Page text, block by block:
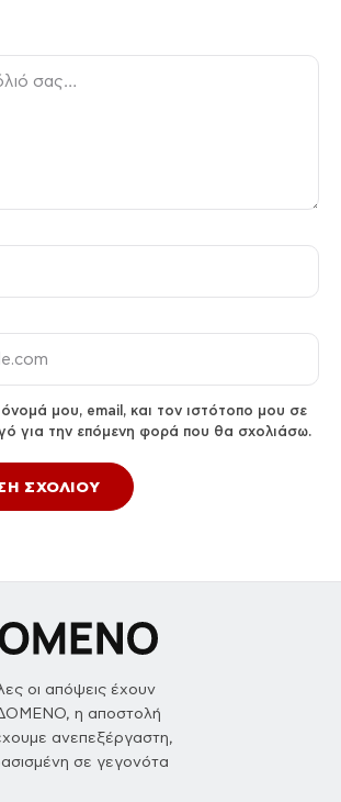
μου, email, και τον ιστότοπο μου σε
για την επόμενη φορά που θα σχολιάσω.
οι απόψεις έχουν
η αποστολή
ανεπεξέργαστη,
σε γεγονότα